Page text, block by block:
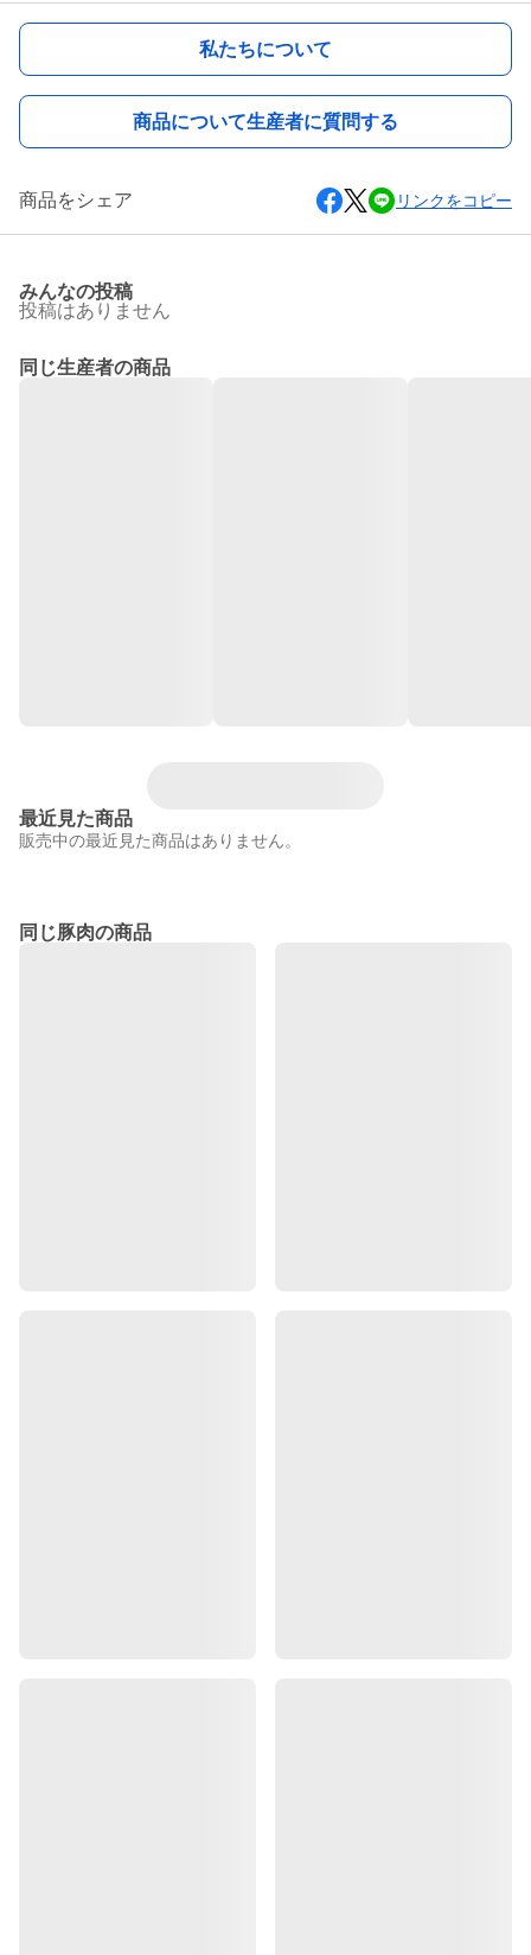
私たちについて
商品について生産者に質問する
商品をシェア リンクをコピー
みんなの投稿
投稿はありません
同じ生産者の商品
最近見た商品
販売中の最近見た商品はありません。
同じ豚肉の商品